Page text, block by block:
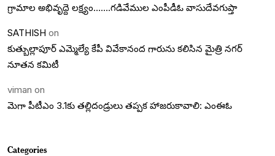
గ్రామాల అభివృద్దె లక్ష్యం…….గడివేముల ఎంపీడీఓ వాసుదేవగుప్తా
SATHISH on
కుత్బుల్లాపూర్ ఎమ్మెల్యే కేపీ వివేకానంద గారును కలిసిన మైత్రి నగర్
నూతన కమిటీ
viman on
మెగా పీటీఎం 3.1కు తల్లిదండ్రులు తప్పక హాజరుకావాలి: ఎంఈఓ
Categories